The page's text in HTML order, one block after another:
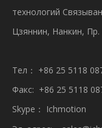
технологий
Цзяннин, Нанкин, Пр.
Тел： +86 25 5118
Факс: +86 25 5118
Skype： Ichmotion